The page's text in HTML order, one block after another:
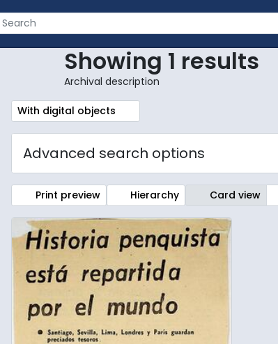
options
Showing 1 results
Archival description
Remove filter:
With digital objects
Advanced search options
Print preview Hierarchy Card view